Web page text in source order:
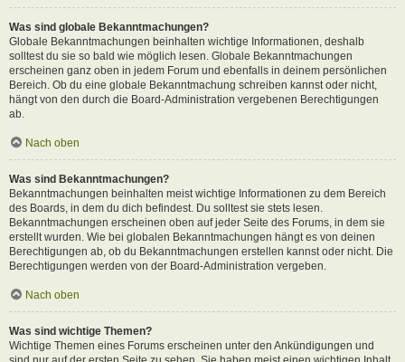
Was sind globale Bekanntmachungen?
Globale Bekanntmachungen beinhalten wichtige Informationen, deshalb
solltest du sie so bald wie möglich lesen. Globale Bekanntmachungen
erscheinen ganz oben in jedem Forum und ebenfalls in deinem persönlichen
Bereich. Ob du eine globale Bekanntmachung schreiben kannst oder nicht,
hängt von den durch die Board-Administration vergebenen Berechtigungen
ab.
Nach oben
Was sind Bekanntmachungen?
Bekanntmachungen beinhalten meist wichtige Informationen zu dem Bereich
des Boards, in dem du dich befindest. Du solltest sie stets lesen.
Bekanntmachungen erscheinen oben auf jeder Seite des Forums, in dem sie
erstellt wurden. Wie bei globalen Bekanntmachungen hängt es von deinen
Berechtigungen ab, ob du Bekanntmachungen erstellen kannst oder nicht. Die
Berechtigungen werden von der Board-Administration vergeben.
Nach oben
Was sind wichtige Themen?
Wichtige Themen eines Forums erscheinen unter den Ankündigungen und